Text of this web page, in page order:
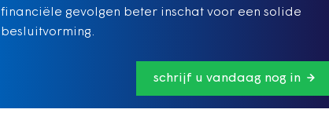
financiële gevolgen beter inschat voor een solide
besluitvorming.
schrijf u vandaag nog in